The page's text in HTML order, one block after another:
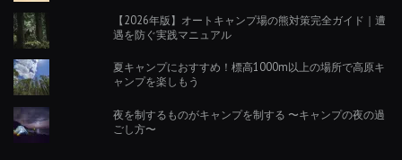
【2026年版】オートキャンプ場の熊対策完全ガイド｜遭
遇を防ぐ実践マニュアル
夏キャンプにおすすめ！標高1000m以上の場所で高原キ
ャンプを楽しもう
夜を制するものがキャンプを制する 〜キャンプの夜の過
ごし方〜